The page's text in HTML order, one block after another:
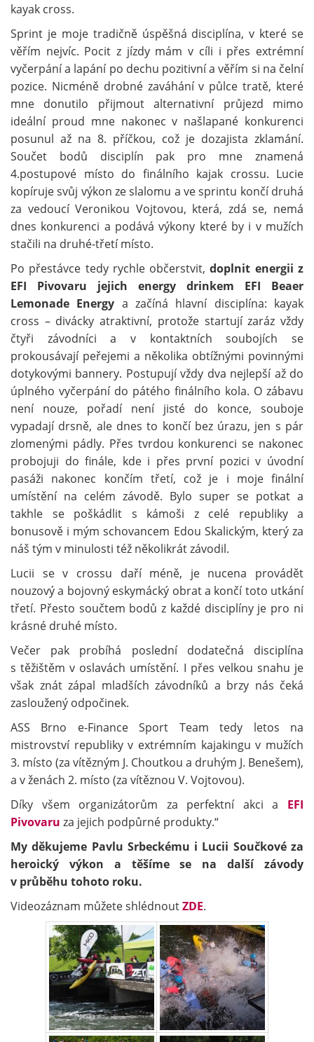
kayak cross.
Sprint je moje tradičně úspěšná disciplína, v které se
věřím nejvíc. Pocit z jízdy mám v cíli i přes extrémní
vyčerpání a lapání po dechu pozitivní a věřím si na čelní
pozice. Nicméně drobné zaváhání v půlce tratě, které
mne donutilo přijmout alternativní průjezd mimo
ideální proud mne nakonec v našlapané konkurenci
posunul až na 8. příčkou, což je dozajista zklamání.
Součet bodů disciplín pak pro mne znamená
4.postupové místo do finálního kajak crossu. Lucie
kopíruje svůj výkon ze slalomu a ve sprintu končí druhá
za vedoucí Veronikou Vojtovou, která, zdá se, nemá
dnes konkurenci a podává výkony které by i v mužích
stačili na druhé-třetí místo.
Po přestávce tedy rychle občerstvit, doplnit energii z
EFI Pivovaru jejich energy drinkem EFI Beaer
Lemonade Energy a začíná hlavní disciplína: kayak
cross – divácky atraktivní, protože startují zaráz vždy
čtyři závodníci a v kontaktních soubojích se
prokousávají peřejemi a několika obtížnými povinnými
dotykovými bannery. Postupují vždy dva nejlepší až do
úplného vyčerpání do pátého finálního kola. O zábavu
není nouze, pořadí není jisté do konce, souboje
vypadají drsně, ale dnes to končí bez úrazu, jen s pár
zlomenými pádly. Přes tvrdou konkurenci se nakonec
probojuji do finále, kde i přes první pozici v úvodní
pasáži nakonec končím třetí, což je i moje finální
umístění na celém závodě. Bylo super se potkat a
takhle se poškádlit s kámoši z celé republiky a
bonusově i mým schovancem Edou Skalickým, který za
náš tým v minulosti též několikrát závodil.
Lucii se v crossu daří méně, je nucena provádět
nouzový a bojovný eskymácký obrat a končí toto utkání
třetí. Přesto součtem bodů z každé disciplíny je pro ni
krásné druhé místo.
Večer pak probíhá poslední dodatečná disciplína
s těžištěm v oslavách umístění. I přes velkou snahu je
však znát zápal mladších závodníků a brzy nás čeká
zasloužený odpočinek.
ASS Brno e-Finance Sport Team tedy letos na
mistrovství republiky v extrémním kajakingu v mužích
3. místo (za vítězným J. Choutkou a druhým J. Benešem),
a v ženách 2. místo (za vítěznou V. Vojtovou).
Díky všem organizátorům za perfektní akci a EFI
Pivovaru za jejich podpůrné produkty.“
My děkujeme Pavlu Srbeckému i Lucii Součkové za
heroický výkon a těšíme se na další závody
v průběhu tohoto roku.
Videozáznam můžete shlédnoutZDE.